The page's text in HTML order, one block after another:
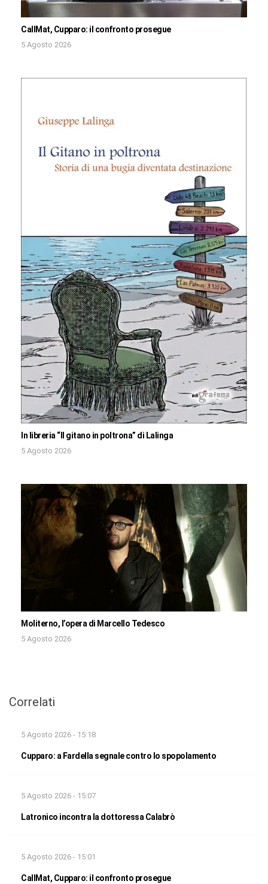
CallMat, Cupparo: il confronto prosegue
5 Agosto 2026
In libreria “Il gitano in poltrona” di Lalinga
5 Agosto 2026
Moliterno, l’opera di Marcello Tedesco
5 Agosto 2026
Correlati
5 Agosto 2026 - 15:18
Cupparo: a Fardella segnale contro lo spopolamento
5 Agosto 2026 - 15:07
Latronico incontra la dottoressa Calabrò
5 Agosto 2026 - 15:01
CallMat, Cupparo: il confronto prosegue